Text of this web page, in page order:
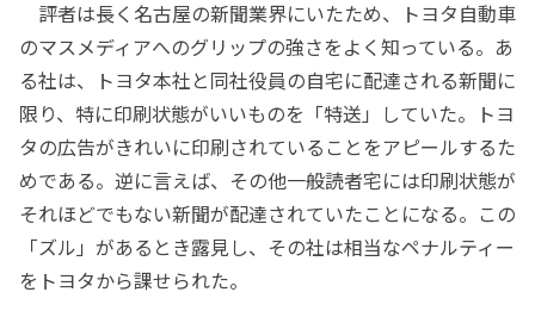
評者は長く名古屋の新聞業界にいたため、トヨタ自動車
のマスメディアへのグリップの強さをよく知っている。あ
る社は、トヨタ本社と同社役員の自宅に配達される新聞に
限り、特に印刷状態がいいものを「特送」していた。トヨ
タの広告がきれいに印刷されていることをアピールするた
めである。逆に言えば、その他一般読者宅には印刷状態が
それほどでもない新聞が配達されていたことになる。この
「ズル」があるとき露見し、その社は相当なペナルティー
をトヨタから課せられた。